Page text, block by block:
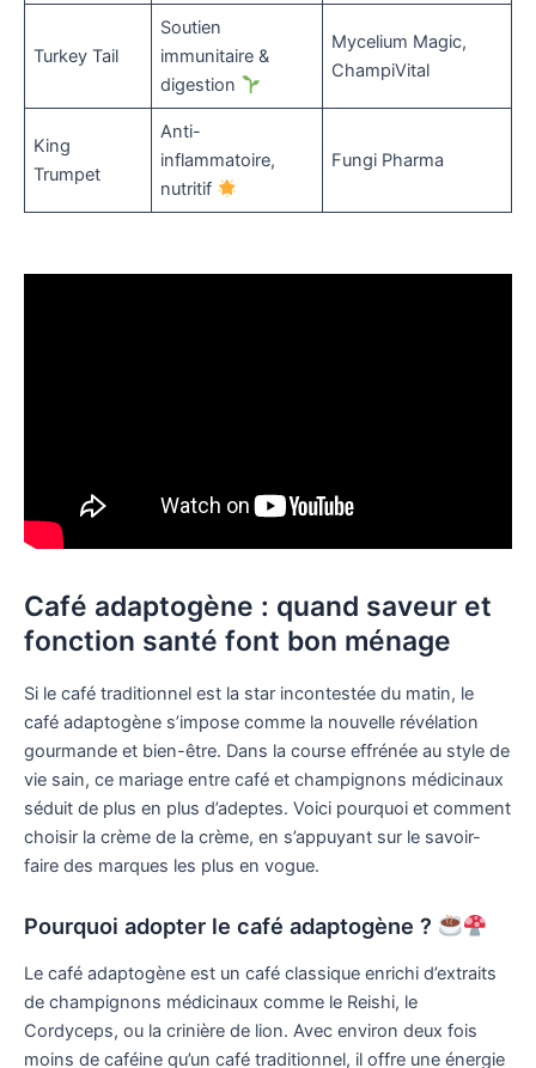
Turkey Tail
Soutien
immunitaire &
digestion
Mycelium Magic,
ChampiVital
King
Trumpet
Anti-
inflammatoire,
nutritif
Fungi Pharma
Café adaptogène : quand saveur et
fonction santé font bon ménage
Si le café traditionnel est la star incontestée du matin, le
café adaptogène s’impose comme la nouvelle révélation
gourmande et bien-être. Dans la course effrénée au style de
vie sain, ce mariage entre café et champignons médicinaux
séduit de plus en plus d’adeptes. Voici pourquoi et comment
choisir la crème de la crème, en s’appuyant sur le savoir-
faire des marques les plus en vogue.
Pourquoi adopter le café adaptogène ?
Le café adaptogène est un café classique enrichi d’extraits
de champignons médicinaux comme le Reishi, le
Cordyceps, ou la crinière de lion. Avec environ deux fois
moins de caféine qu’un café traditionnel, il offre une énergie